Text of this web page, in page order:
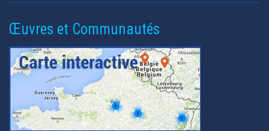
Œuvres et Communautés